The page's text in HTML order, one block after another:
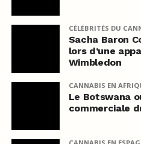
CÉLÉBRITÉS DU
Sacha Baron
lors d’une
Wimbledon
CANNABIS EN
Le Botswana
commerciale